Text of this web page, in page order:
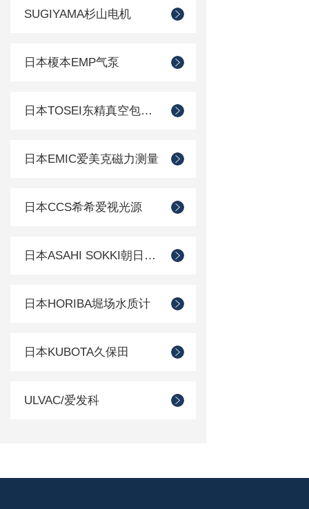
SUGIYAMA杉山电机
日本榎本EMP气泵
日本TOSEI东精真空包装机
日本EMIC爱美克磁力测量
日本CCS希希爱视光源
日本ASAHI SOKKI朝日测器
日本HORIBA堀场水质计
日本KUBOTA久保田
ULVAC/爱发科